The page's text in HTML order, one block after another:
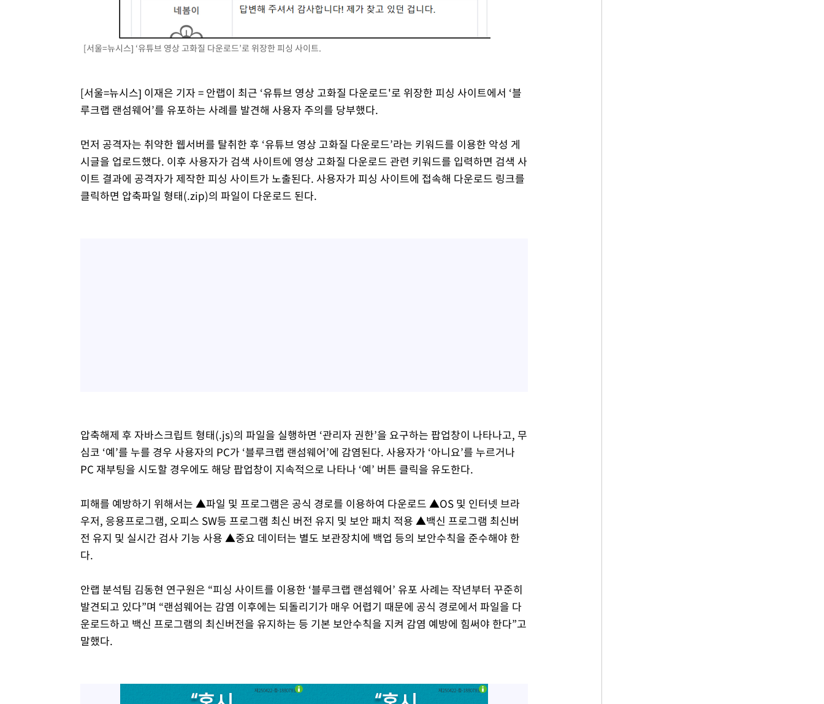
"여기 떨어졌다"…다누리, 스페이스X 로켓 달 충돌 흔적 포착
손흥민, 5경기 연속골 실패…LAFC는 승부차기 끝 과달라하라 격파
내일까지 39도 '펄펄'…기상청 "태풍 지나며 폭염 잠시 꺾인다"
[서울=뉴시스] ‘유튜브 영상 고화질 다운로드’로 위장한 피싱 사이트.
[서울=뉴시스] 이재은 기자 = 안랩이 최근 ‘유튜브 영상 고화질 다운로드'로 위장한 피싱 사이트에서 ‘블
루크랩 랜섬웨어’를 유포하는 사례를 발견해 사용자 주의를 당부했다.
먼저 공격자는 취약한 웹서버를 탈취한 후 ‘유튜브 영상 고화질 다운로드’라는 키워드를 이용한 악성 게
시글을 업로드했다. 이후 사용자가 검색 사이트에 영상 고화질 다운로드 관련 키워드를 입력하면 검색 사
이트 결과에 공격자가 제작한 피싱 사이트가 노출된다. 사용자가 피싱 사이트에 접속해 다운로드 링크를
클릭하면 압축파일 형태(.zip)의 파일이 다운로드 된다.
압축해제 후 자바스크립트 형태(.js)의 파일을 실행하면 ‘관리자 권한’을 요구하는 팝업창이 나타나고, 무
심코 ‘예’를 누를 경우 사용자의 PC가 ‘블루크랩 랜섬웨어’에 감염된다. 사용자가 ‘아니요’를 누르거나
PC 재부팅을 시도할 경우에도 해당 팝업창이 지속적으로 나타나 ‘예’ 버튼 클릭을 유도한다.
피해를 예방하기 위해서는 ▲파일 및 프로그램은 공식 경로를 이용하여 다운로드 ▲OS 및 인터넷 브라
우저, 응용프로그램, 오피스 SW등 프로그램 최신 버전 유지 및 보안 패치 적용 ▲백신 프로그램 최신버
전 유지 및 실시간 검사 기능 사용 ▲중요 데이터는 별도 보관장치에 백업 등의 보안수칙을 준수해야 한
다.
안랩 분석팀 김동현 연구원은 “피싱 사이트를 이용한 ‘블루크랩 랜섬웨어’ 유포 사례는 작년부터 꾸준히
발견되고 있다”며 “랜섬웨어는 감염 이후에는 되돌리기가 매우 어렵기 때문에 공식 경로에서 파일을 다
운로드하고 백신 프로그램의 최신버전을 유지하는 등 기본 보안수칙을 지켜 감염 예방에 힘써야 한다”고
말했다.